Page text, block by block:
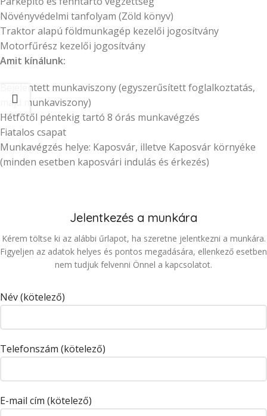
Növényvédelmi tanfolyam (Zöld könyv)
Traktor alapú földmunkagép kezelői jogosítvány
Motorfűrész kezelői jogosítvány
Amit kínálunk:
Bejelentett munkaviszony (egyszerűsített foglalkoztatás,
majd munkaviszony)
Hétfőtől péntekig tartó 8 órás munkavégzés
Fiatalos csapat
Munkavégzés helye: Kaposvár, illetve Kaposvár környéke
(minden esetben kaposvári indulás és érkezés)
Jelentkezés a munkára
Kérem töltse ki az alábbi űrlapot, ha szeretne jelentkezni a munkára.
Figyeljen az adatok helyes és pontos megadására, ellenkező esetben
nem tudjuk felvenni Önnel a kapcsolatot.
Név (kötelező)
Telefonszám (kötelező)
E-mail cím (kötelező)